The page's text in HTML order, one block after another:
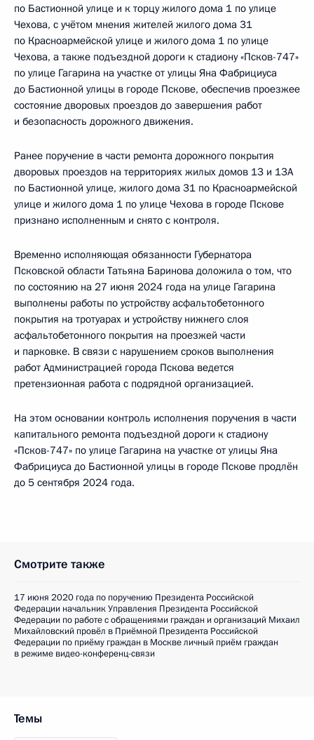
по Бастионной улице и к торцу жилого дома 1 по улице
Чехова, с учётом мнения жителей жилого дома 31
по Красноармейской улице и жилого дома 1 по улице
Чехова, а также подъездной дороги к стадиону «Псков-747»
по улице Гагарина на участке от улицы Яна Фабрициуса
до Бастионной улицы в городе Пскове, обеспечив проезжее
состояние дворовых проездов до завершения работ
и безопасность дорожного движения.
Ранее поручение в части ремонта дорожного покрытия
дворовых проездов на территориях жилых домов 13 и 13А
по Бастионной улице, жилого дома 31 по Красноармейской
улице и жилого дома 1 по улице Чехова в городе Пскове
признано исполненным и снято с контроля.
Временно исполняющая обязанности Губернатора
Псковской области Татьяна Баринова доложила о том, что
по состоянию на 27 июня 2024 года на улице Гагарина
выполнены работы по устройству асфальтобетонного
покрытия на тротуарах и устройству нижнего слоя
асфальтобетонного покрытия на проезжей части
и парковке. В связи с нарушением сроков выполнения
работ Администрацией города Пскова ведется
претензионная работа с подрядной организацией.
На этом основании контроль исполнения поручения в части
капитального ремонта подъездной дороги к стадиону
«Псков-747» по улице Гагарина на участке от улицы Яна
Фабрициуса до Бастионной улицы в городе Пскове продлён
до 5 сентября 2024 года.
Смотрите также
17 июня 2020 года по поручению Президента Российской
Федерации начальник Управления Президента Российской
Федерации по работе с обращениями граждан и организаций Михаил
Михайловский провёл в Приёмной Президента Российской
Федерации по приёму граждан в Москве личный приём граждан
в режиме видео-конференц-связи
Темы